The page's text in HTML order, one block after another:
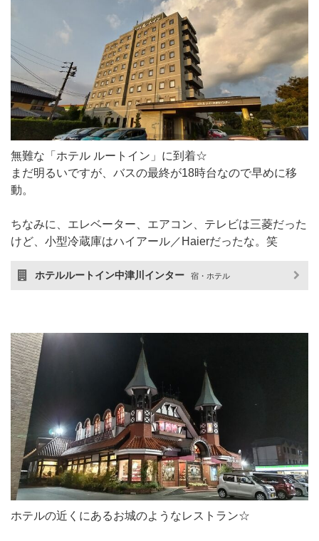
無難な「ホテル ルートイン」に到着☆
まだ明るいですが、バスの最終が18時台なので早めに移
動。
ちなみに、エレベーター、エアコン、テレビは三菱だった
けど、小型冷蔵庫はハイアール／Haierだったな。笑
ホテルルートイン中津川インター 宿・ホテル
ホテルの近くにあるお城のようなレストラン☆